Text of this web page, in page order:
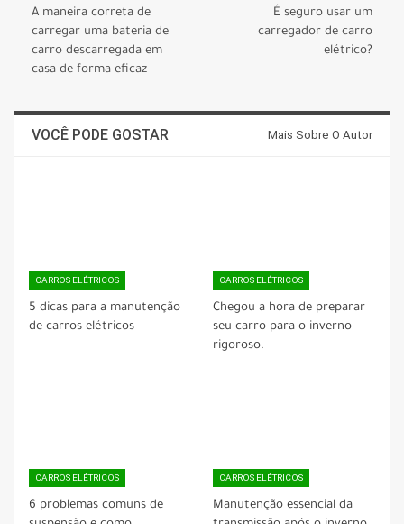
A maneira correta de
carregar uma bateria de
carro descarregada em
casa de forma eficaz
É seguro usar um
carregador de carro
elétrico?
VOCÊ PODE GOSTAR Mais Sobre O Autor
CARROS ELÉTRICOS
5 dicas para a manutenção
de carros elétricos
CARROS ELÉTRICOS
Chegou a hora de preparar
seu carro para o inverno
rigoroso.
CARROS ELÉTRICOS
6 problemas comuns de
CARROS ELÉTRICOS
Manutenção essencial da